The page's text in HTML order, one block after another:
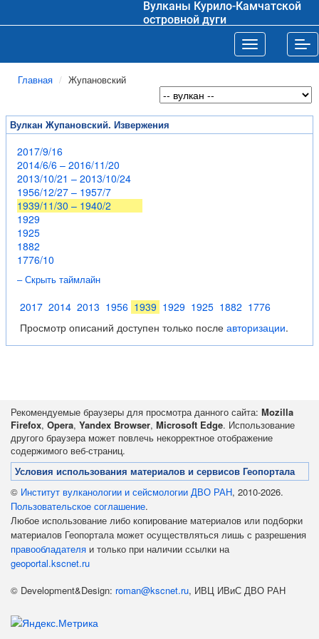
Вулканы Курило-Камчатской
островной дуги
Toggle
Главная Жупановский
Вулкан Жупановский. Извержения
2017/9/16
2014/6/6 – 2016/11/20
2013/10/21 – 2013/10/24
1956/12/27 – 1957/7
1939/11/30 – 1940/2
1929
1925
1882
1776/10
– Скрыть таймлайн
2017 2014 2013 1956 1939 1929 1925 1882 1776
Просмотр описаний доступен только после авторизации.
Рекомендуемые браузеры для просмотра данного сайта: Mozilla
Firefox, Opera, Yandex Browser, Microsoft Edge. Использование
другого браузера может повлечь некорректное отображение
содержимого веб-страниц.
Условия использования материалов и сервисов Геопортала
© Институт вулканологии и сейсмологии ДВО РАН, 2010-2026.
Пользовательское соглашение.
Любое использование либо копирование материалов или подборки
материалов Геопортала может осуществляться лишь с разрешения
правообладателя и только при наличии ссылки на
geoportal.kscnet.ru
© Development&Design: roman@kscnet.ru, ИВЦ ИВиС ДВО РАН